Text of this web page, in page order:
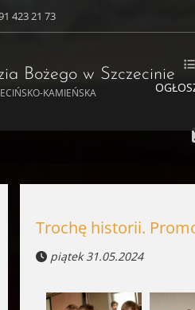
423 21 73
Bożegow Szczecinie
KAMIEŃSKA
Trochę historii.
piątek 31.05.2024